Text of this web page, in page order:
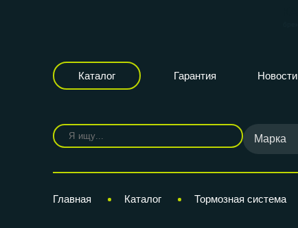
Каталог Гарантия Новости
Марка
Главная Каталог Тормозная система